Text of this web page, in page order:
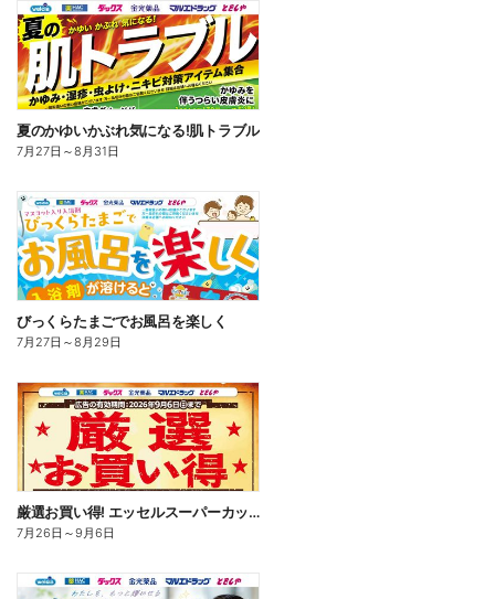
夏のかゆいかぶれ気になる!肌トラブル
7月27日 ～8月31日
びっくらたまごでお風呂を楽しく
7月27日 ～8月29日
厳選お買い得! エッセルスーパーカップ
7月26日 ～9月6日